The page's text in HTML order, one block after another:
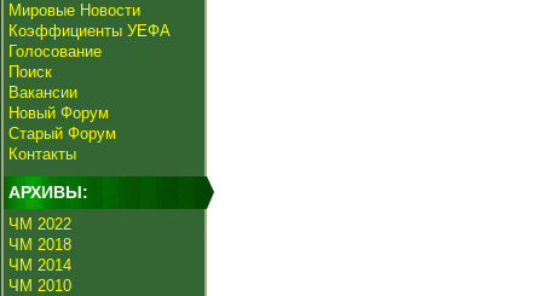
Мировые Новости
Коэффициенты УЕФА
Голосование
Поиск
Вакансии
Новый Форум
Старый Форум
Контакты
АРХИВЫ:
ЧМ 2022
ЧМ 2018
ЧМ 2014
ЧМ 2010